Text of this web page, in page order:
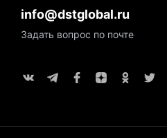
info@dstglobal.ru
Задать вопрос по почте